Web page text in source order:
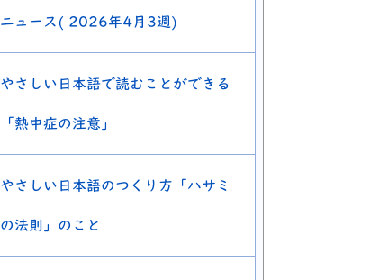
ニュース( 2026年4月3週)
やさしい日本語で読むことができる
「熱中症の注意」
やさしい日本語のつくり方「ハサミ
の法則」のこと